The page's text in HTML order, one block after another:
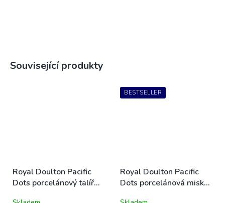
Související produkty
Royal Doulton Pacific
Dots porcelánový talíř
BESTSELLER
Royal Doulton Pacific
Dots porcelánová miska